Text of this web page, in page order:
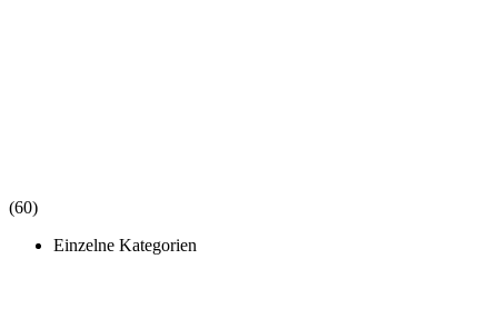
(60)
Einzelne Kategorien